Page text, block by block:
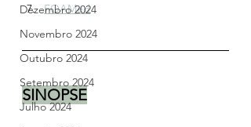
Dezembro 2024
Novembro 2024
Outubro 2024
Setembro 2024
Julho 2024
FOAMed
SINOPSE